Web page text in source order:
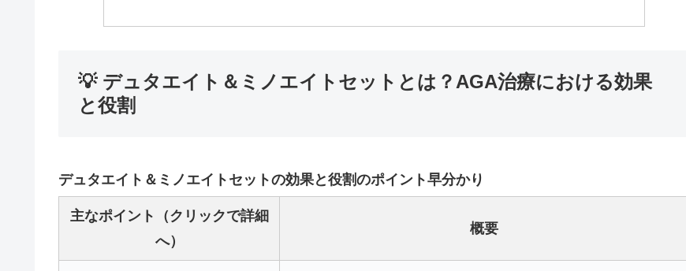
💡 デュタエイト＆ミノエイトセットとは？AGA治療における効果
と役割
デュタエイト＆ミノエイトセットの効果と役割のポイント早分かり
主なポイント（クリックで詳細
へ）
概要